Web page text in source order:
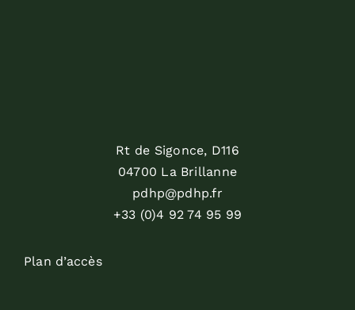
Rt de Sigonce, D116
04700 La Brillanne
pdhp@pdhp.fr
+33 (0)4 92 74 95 99
Plan d’accès